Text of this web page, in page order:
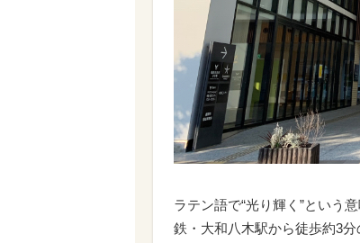
ラテン語で“光り輝く”という
鉄・大和八木駅から徒歩約3分